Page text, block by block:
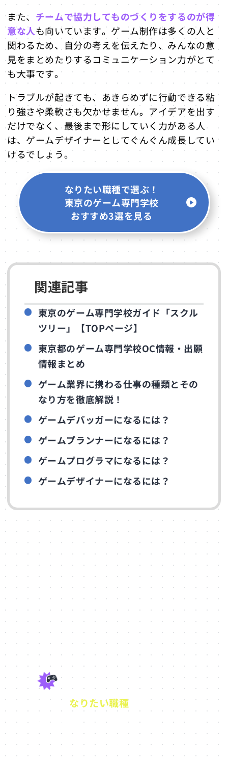
また、 チームで協力してものづくりをするのが得
意な人も向いています。ゲーム制作は多くの人と
関わるため、自分の考えを伝えたり、みんなの意
見をまとめたりするコミュニケーション力がとて
も大事です。
トラブルが起きても、あきらめずに行動できる粘
り強さや柔軟さも欠かせません。アイデアを出す
だけでなく、最後まで形にしていく力がある人
は、ゲームデザイナーとしてぐんぐん成長してい
けるでしょう。
なりたい職種で選ぶ！
東京のゲーム専門学校
おすすめ3選を見る
関連記事
東京のゲーム専門学校ガイド「スクル
ツリー」【TOPページ】
東京都のゲーム専門学校OC情報・出願
情報まとめ
ゲーム業界に携わる仕事の種類とその
なり方を徹底解説！
ゲームデバッガーになるには？
ゲームプランナーになるには？
ゲームプログラマになるには？
ゲームデザイナーになるには？
なりたい職種で選ぶ
東京都内のゲーム専門学校3
選
大好きなゲームにプロとしてどう関わっていきた